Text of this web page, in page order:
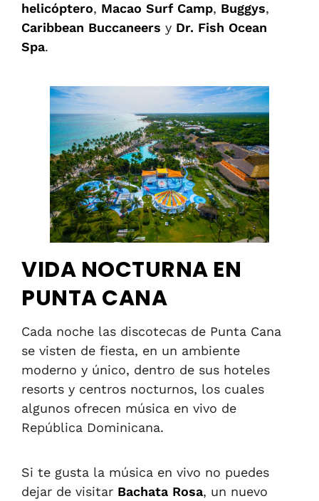
helicóptero, Macao Surf Camp, Buggys,
Caribbean Buccaneers y Dr. Fish Ocean
Spa.
VIDA NOCTURNA EN
PUNTA CANA
Cada noche las discotecas de Punta Cana
se visten de fiesta, en un ambiente
moderno y único, dentro de sus hoteles
resorts y centros nocturnos, los cuales
algunos ofrecen música en vivo de
República Dominicana.
Si te gusta la música en vivo no puedes
dejar de visitar Bachata Rosa, un nuevo